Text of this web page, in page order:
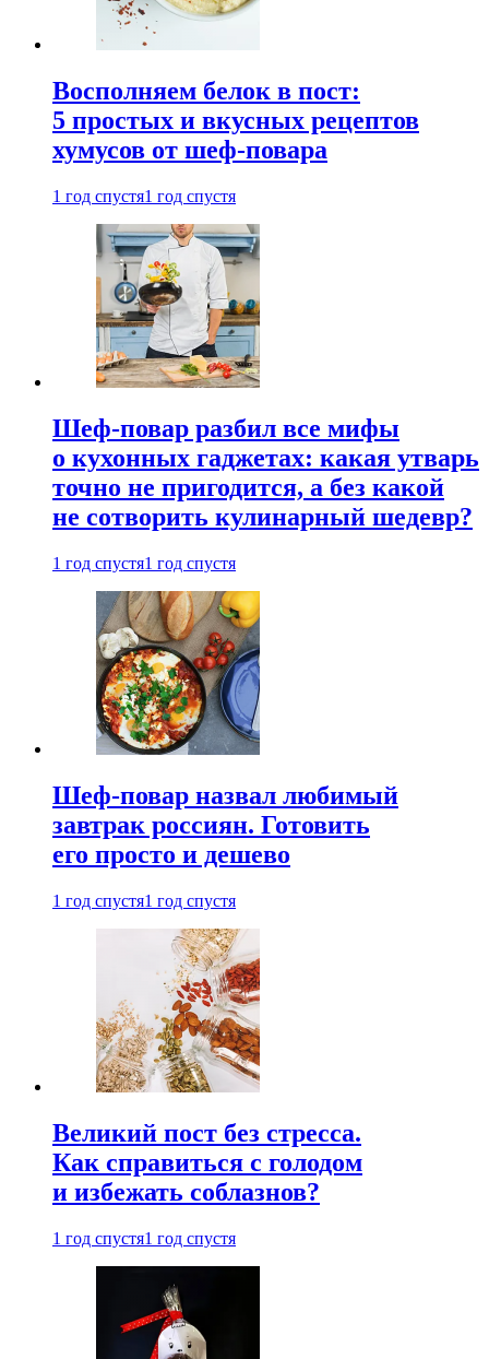
Восполняем белок в пост:
5 простых и вкусных рецептов
хумусов от шеф-повара
1 год спустя1 год спустя
Шеф-повар разбил все мифы
о кухонных гаджетах: какая утварь
точно не пригодится, а без какой
не сотворить кулинарный шедевр?
1 год спустя1 год спустя
Шеф-повар назвал любимый
завтрак россиян. Готовить
его просто и дешево
1 год спустя1 год спустя
Великий пост без стресса.
Как справиться с голодом
и избежать соблазнов?
1 год спустя1 год спустя